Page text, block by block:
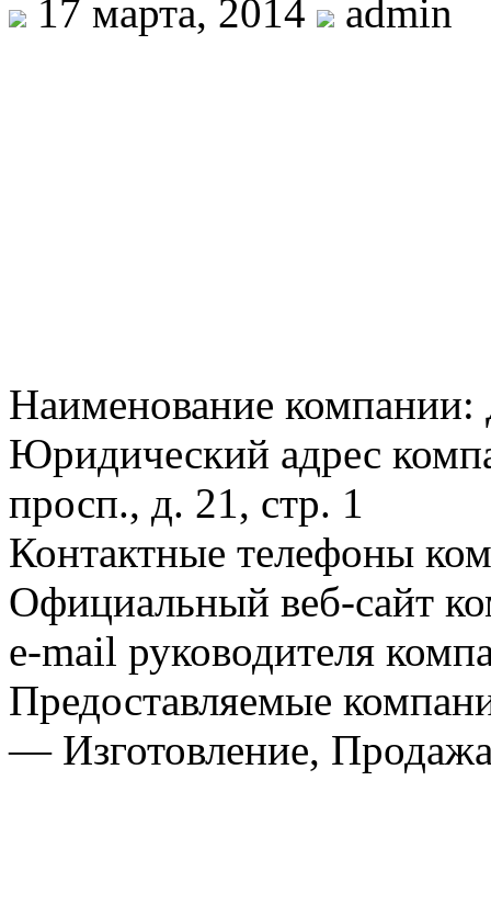
17 марта, 2014 admin
Наименование
Юридический адрес
просп., д. 21, стр. 1
Контактные телефоны
Официальный веб-сайт
e-mail руководителя
Предоставляемые
— Изготовление,